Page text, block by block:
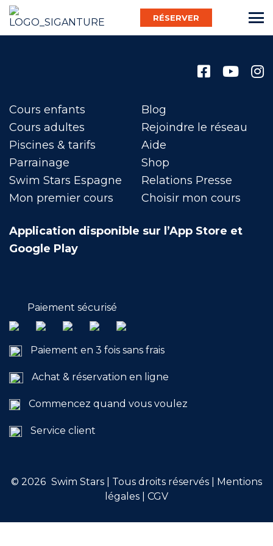
RÉSERVER
Bébé Nageur
Enfant
Engagements
RÉSERVER
Blog
Cours enfants
Cours adultes
Piscines & tarifs
Parrainage
Swim Stars Espagne
Mon premier cours
Blog
Rejoindre le réseau
Aide
Shop
Relations Presse
Choisir mon cours
Application disponible sur l’App Store et
Google Play
Paiement sécurisé
Paiement en 3 fois sans frais
Achat & réservation en ligne
Commencez quand vous voulez
Service client
© 2026 Swim Stars | Tous droits réservés |
Mentions
légales
CGV